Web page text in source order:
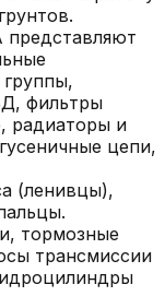
представляют
фильтры
радиаторы и
цепи,
(ленивцы),
тормозные
трансмиссии